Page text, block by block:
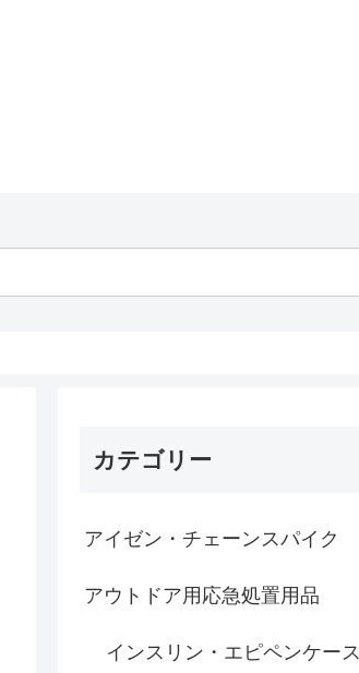
カテゴリー
アイゼン・チェーンスパイク
アウトドア用応急処置用品
インスリン・エピペンケース